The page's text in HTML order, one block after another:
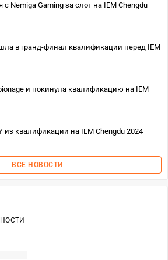
с Nemiga Gaming за слот на IEM Chengdu
в гранд-финал квалификации перед IEM
и покинула квалификацию на IEM
из квалификации на IEM Chengdu 2024
ВСЕ НОВОСТИ